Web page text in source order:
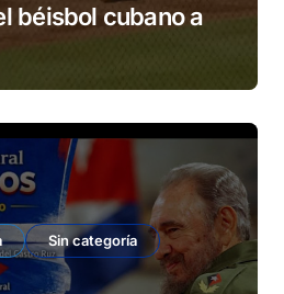
béisbol cubano a
Sin categoría